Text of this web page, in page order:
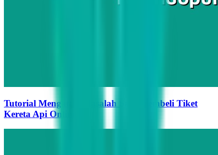
Tutorial Mengatasi Masalah Saat Membeli Tiket
Kereta Api Online